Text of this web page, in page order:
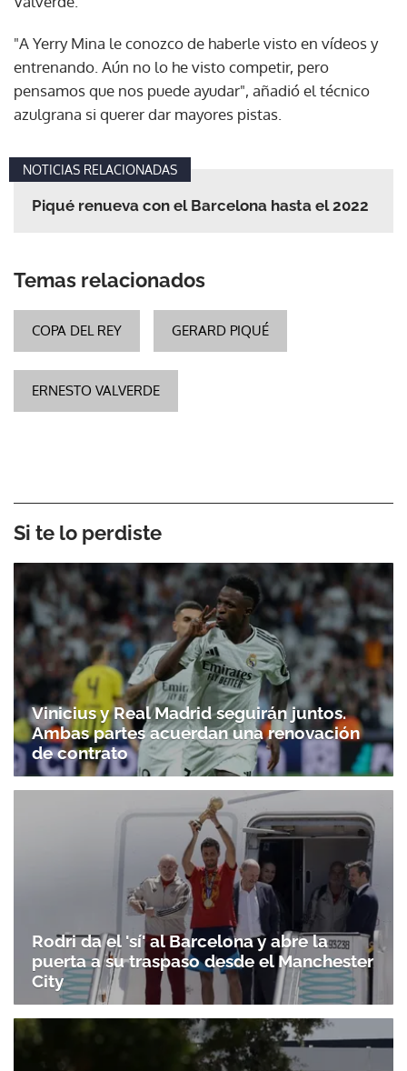
"A Yerry Mina le conozco de haberle visto en vídeos y
entrenando. Aún no lo he visto competir, pero
pensamos que nos puede ayudar", añadió el técnico
azulgrana si querer dar mayores pistas.
NOTICIAS RELACIONADAS
Piqué renueva con el Barcelona hasta el 2022
Temas relacionados
COPA DEL REY GERARD PIQUÉ
ERNESTO VALVERDE
Si te lo perdiste
Vinicius y Real Madrid seguirán juntos.
Ambas partes acuerdan una renovación
de contrato
Rodri da el 'sí' al Barcelona y abre la
puerta a su traspaso desde el Manchester
City